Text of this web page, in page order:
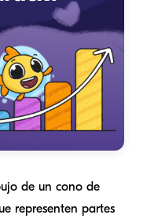
de un cono de
representen partes